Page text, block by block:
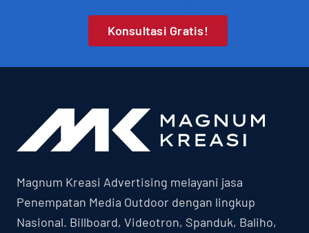
Konsultasi Gratis!
Magnum Kreasi Advertising melayani jasa
Penempatan Media Outdoor dengan lingkup
Nasional. Billboard, Videotron, Spanduk, Baliho,